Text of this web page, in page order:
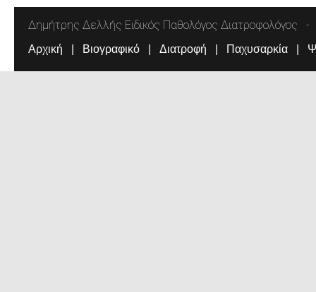
Δημήτρης Δελλής Ειδικός Παθολόγος Διατροφολόγος
Αρχική Βιογραφικό Διατροφή Παχυσαρκία